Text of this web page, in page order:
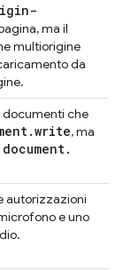
ma il
multiorigine
da
documenti che
.write, ma
document .
autorizzazioni
e uno